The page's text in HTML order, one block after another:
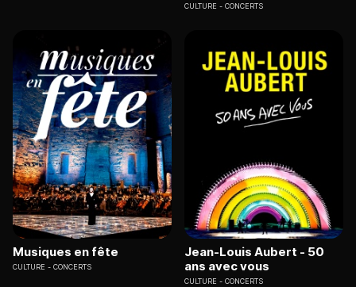
CULTURE CONCERTS
Musiques en fête
CULTURE CONCERTS
Jean-Louis Aubert - 50
ans avec vous
CULTURE CONCERTS